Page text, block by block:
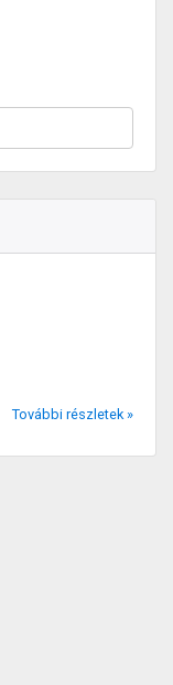
További részletek »